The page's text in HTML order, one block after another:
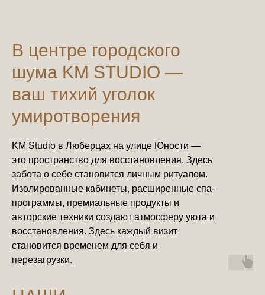
В центре городского
шума KM STUDIO —
ваш тихий уголок
умиротворения
KM Studio в Люберцах на улице Юности —
это пространство для восстановления. Здесь
забота о себе становится личным ритуалом.
Изолированные кабинеты, расширенные спа-
программы, премиальные продукты и
авторские техники создают атмосферу уюта и
восстановления. Здесь каждый визит
становится временем для себя и
перезагрузки.